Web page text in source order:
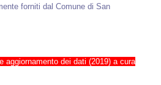
forniti dal Comune di San
aggiornamento dei dati (2019) a cura